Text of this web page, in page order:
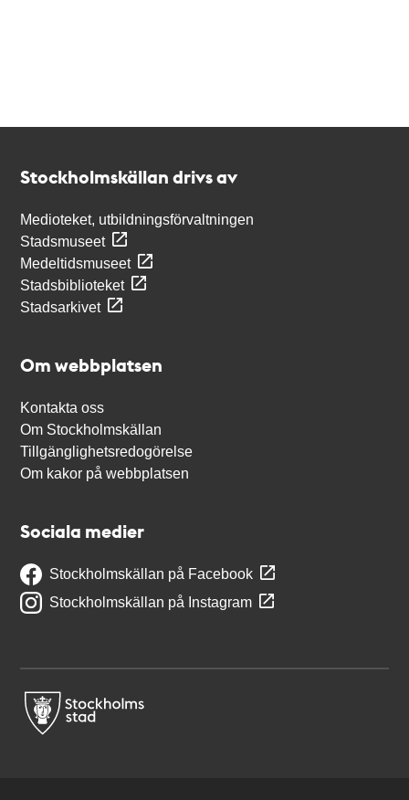
Stockholmskällan drivs av
Medioteket, utbildningsförvaltningen
Stadsmuseet
Medeltidsmuseet
Stadsbiblioteket
Stadsarkivet
Om webbplatsen
Kontakta oss
Om Stockholmskällan
Tillgänglighetsredogörelse
Om kakor på webbplatsen
Sociala medier
Stockholmskällan på Facebook
Stockholmskällan på Instagram